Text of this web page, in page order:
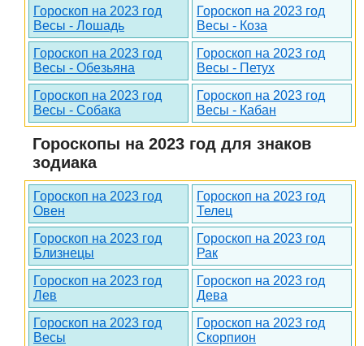
Гороскоп на 2023 год
Весы - Лошадь
Гороскоп на 2023 год
Весы - Коза
Гороскоп на 2023 год
Весы - Обезьяна
Гороскоп на 2023 год
Весы - Петух
Гороскоп на 2023 год
Весы - Собака
Гороскоп на 2023 год
Весы - Кабан
Гороскопы на 2023 год для знаков
зодиака
Гороскоп на 2023 год
Овен
Гороскоп на 2023 год
Телец
Гороскоп на 2023 год
Близнецы
Гороскоп на 2023 год
Рак
Гороскоп на 2023 год
Лев
Гороскоп на 2023 год
Дева
Гороскоп на 2023 год
Весы
Гороскоп на 2023 год
Скорпион